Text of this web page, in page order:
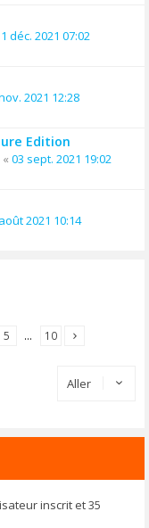
déc. 2021 07:02
2021 12:28
Edition
« 03 sept. 2021 19:02
2021 10:14
5 … 10
Aller
inscrit et 35